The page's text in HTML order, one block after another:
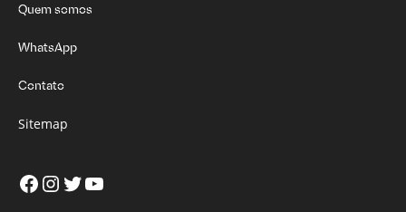
Quem somos
WhatsApp
Contato
Sitemap
Facebook
Instagram
Twitter
Youtube